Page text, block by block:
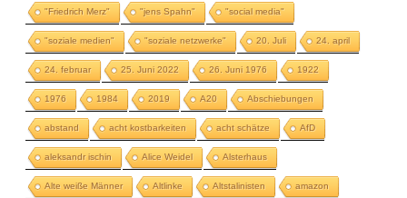
"Friedrich Merz" "jens Spahn" "social media"
"soziale medien" "soziale netzwerke" 20. Juli 24. april
24. februar 25. Juni 2022 26. Juni 1976 1922
1976 1984 2019 A20 Abschiebungen
abstand acht kostbarkeiten acht schätze AfD
aleksandr ischin Alice Weidel Alsterhaus
Alte weiße Männer Altlinke Altstalinisten amazon